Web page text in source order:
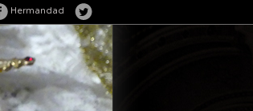
Hermandad